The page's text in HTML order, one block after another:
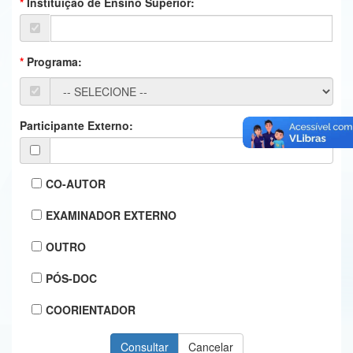
Ministério da Ciência, Tecnologia, Inovações e Comunicações
Ministério do Turismo
Controladoria-Geral da União
Ministério da Mulher, da Família e dos Direitos Humanos
Secretaria-Geral
Secretaria de Governo
Gabinete de Segurança Institucional
Advocacia-Geral da União
Programa:
Participante Externo:
CO-AUTOR
EXAMINADOR EXTERNO
OUTRO
PÓS-DOC
COORIENTADOR